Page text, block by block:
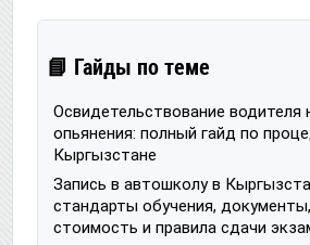
📘 Гайды по теме
Освидетельствование водителя
опьянения: полный гайд по
Кыргызстане
Запись в автошколу в
стандарты обучения,
стоимость и правила сдачи